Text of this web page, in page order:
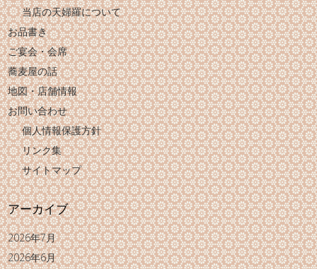
当店の天婦羅について
お品書き
ご宴会・会席
蕎麦屋の話
地図・店舗情報
お問い合わせ
個人情報保護方針
リンク集
サイトマップ
アーカイブ
2026年7月
2026年6月